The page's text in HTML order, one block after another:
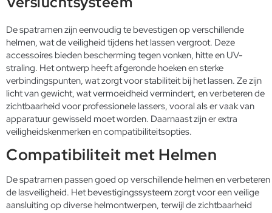
De spatramen zijn eenvoudig te bevestigen op verschillende
helmen, wat de veiligheid tijdens het lassen vergroot. Deze
accessoires bieden bescherming tegen vonken, hitte en UV-
straling. Het ontwerp heeft afgeronde hoeken en sterke
verbindingspunten, wat zorgt voor stabiliteit bij het lassen. Ze zijn
licht van gewicht, wat vermoeidheid vermindert, en verbeteren de
zichtbaarheid voor professionele lassers, vooral als er vaak van
apparatuur gewisseld moet worden. Daarnaast zijn er extra
veiligheidskenmerken en compatibiliteitsopties.
Compatibiliteit met Helmen
De spatramen passen goed op verschillende helmen en verbeteren
de lasveiligheid. Het bevestigingssysteem zorgt voor een veilige
aansluiting op diverse helmontwerpen, terwijl de zichtbaarheid